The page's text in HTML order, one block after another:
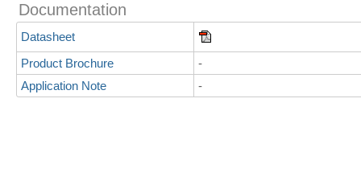
Documentation
Datasheet
Product Brochure
-
Application Note
-